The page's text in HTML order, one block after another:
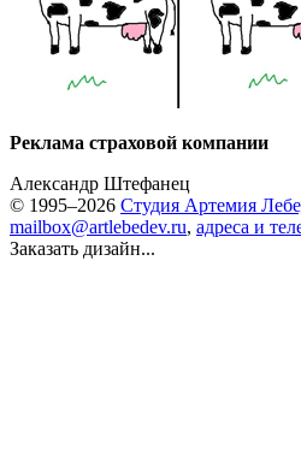
Реклама страховой компании
Александр Штефанец
© 1995–2026 Студия Артемия
mailbox@artlebedev.ru, адреса и
Заказать дизайн...